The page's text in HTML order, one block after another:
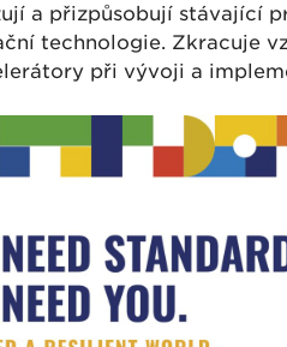
a přizpůsobují stávající
technologie. Zkracuje
při vývoji a